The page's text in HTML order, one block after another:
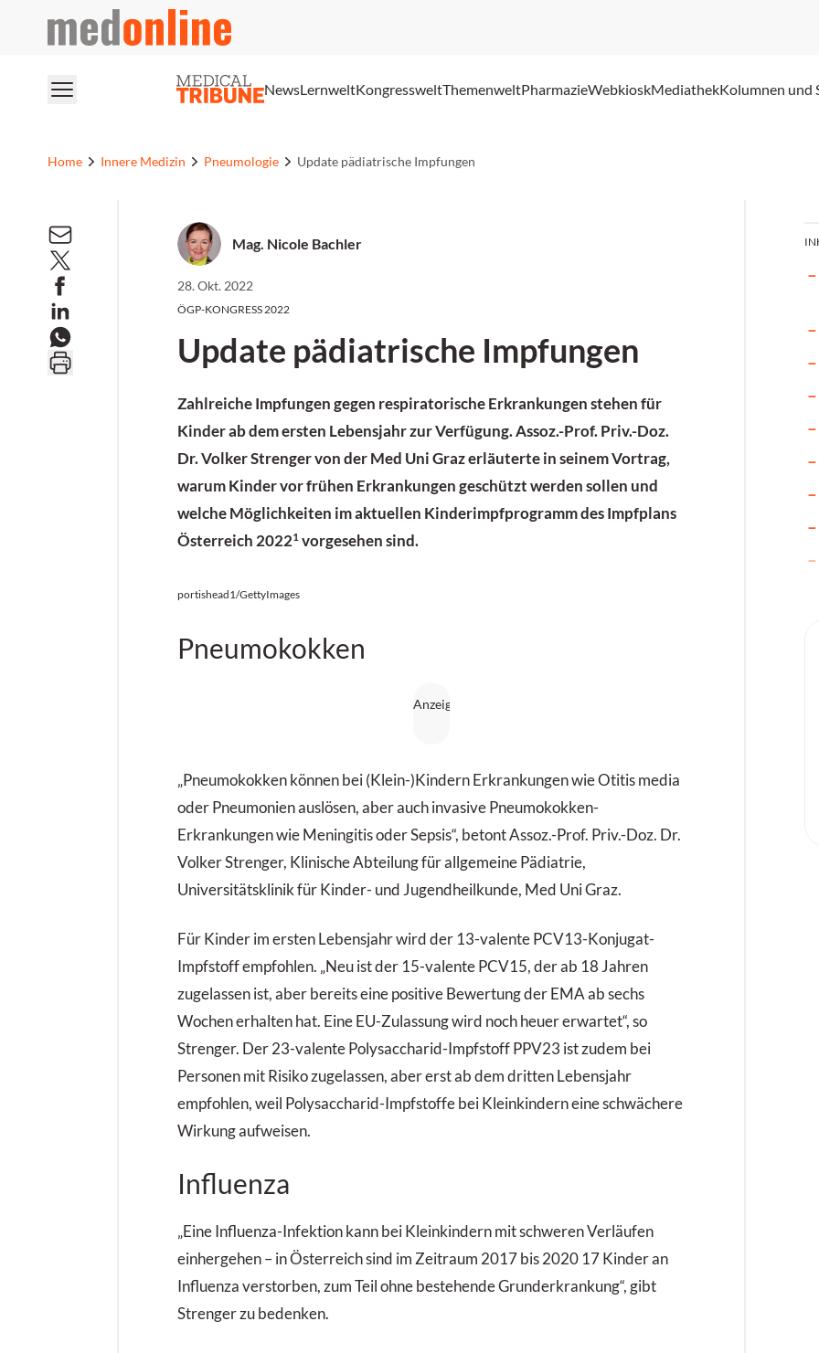
medonline
NewsLernweltKongressweltThemenweltPharmazieWebkioskMediathekKolumnen und
Home Innere Medizin Pneumologie Update pädiatrische Impfungen
Mag. Nicole Bachler
28. Okt. 2022
ÖGP-KONGRESS 2022
Update pädiatrische Impfungen
Zahlreiche Impfungen gegen respiratorische Erkrankungen stehen für
Kinder ab dem ersten Lebensjahr zur Verfügung. Assoz.-Prof. Priv.-Doz.
Dr. Volker Strenger von der Med Uni Graz erläuterte in seinem Vortrag,
warum Kinder vor frühen Erkrankungen geschützt werden sollen und
welche Möglichkeiten im aktuellen Kinderimpfprogramm des Impfplans
Österreich 20221 vorgesehen sind.
portishead1/GettyImages
Pneumokokken
„Pneumokokken können bei (Klein-)Kindern Erkrankungen wie Otitis media
oder Pneumonien auslösen, aber auch invasive Pneumokokken-
Erkrankungen wie Meningitis oder Sepsis“, betont Assoz.-Prof. Priv.-Doz. Dr.
Volker Strenger, Klinische Abteilung für allgemeine Pädiatrie,
Universitätsklinik für Kinder- und Jugendheilkunde, Med Uni Graz.
Für Kinder im ersten Lebensjahr wird der 13-valente PCV13-Konjugat-
Impfstoff empfohlen. „Neu ist der 15-valente PCV15, der ab 18 Jahren
zugelassen ist, aber bereits eine positive Bewertung der EMA ab sechs
Wochen erhalten hat. Eine EU-Zulassung wird noch heuer erwartet“, so
Strenger. Der 23-valente Polysaccharid-Impfstoff PPV23 ist zudem bei
Personen mit Risiko zugelassen, aber erst ab dem dritten Lebensjahr
empfohlen, weil Polysaccharid-Impfstoffe bei Kleinkindern eine schwächere
Wirkung aufweisen.
Influenza
„Eine Influenza-Infektion kann bei Kleinkindern mit schweren Verläufen
einhergehen – in Österreich sind im Zeitraum 2017 bis 2020 17 Kinder an
Influenza verstorben, zum Teil ohne bestehende Grunderkrankung“, gibt
Strenger zu bedenken.